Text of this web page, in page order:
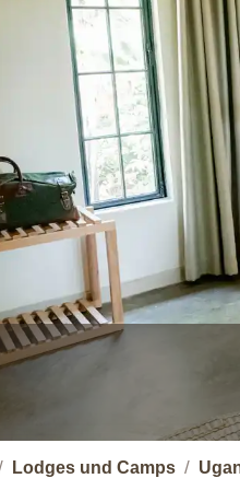
Lodges und Camps